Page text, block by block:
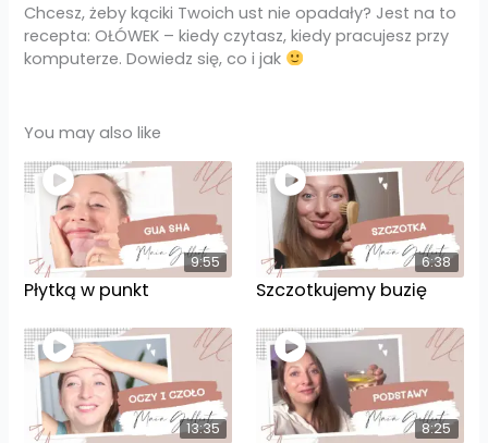
Chcesz, żeby kąciki Twoich ust nie opadały? Jest na to
recepta: OŁÓWEK – kiedy czytasz, kiedy pracujesz przy
komputerze. Dowiedz się, co i jak
You may also like
9:55
Płytką w punkt
6:38
Szczotkujemy buzię
13:35 8:25